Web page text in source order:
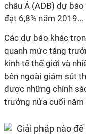
châu Á (ADB) dự
đạt 6,8% năm 2019...
Các dự báo khác
quanh mức tăng
kinh tế thế giới và
bên ngoài giảm sút
được những chính
trưởng nửa cuối